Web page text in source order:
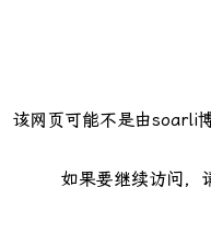
该网页可能不是由soarli
如果要继续访问，